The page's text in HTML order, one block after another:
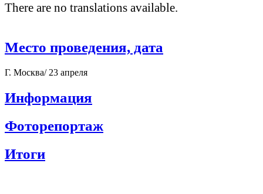
There are no translations available.
Место проведения, дата
Г. Москва/ 23 апреля
Информация
Фоторепортаж
Итоги